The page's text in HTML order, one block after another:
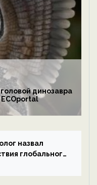
динозавра
назвал
глобального